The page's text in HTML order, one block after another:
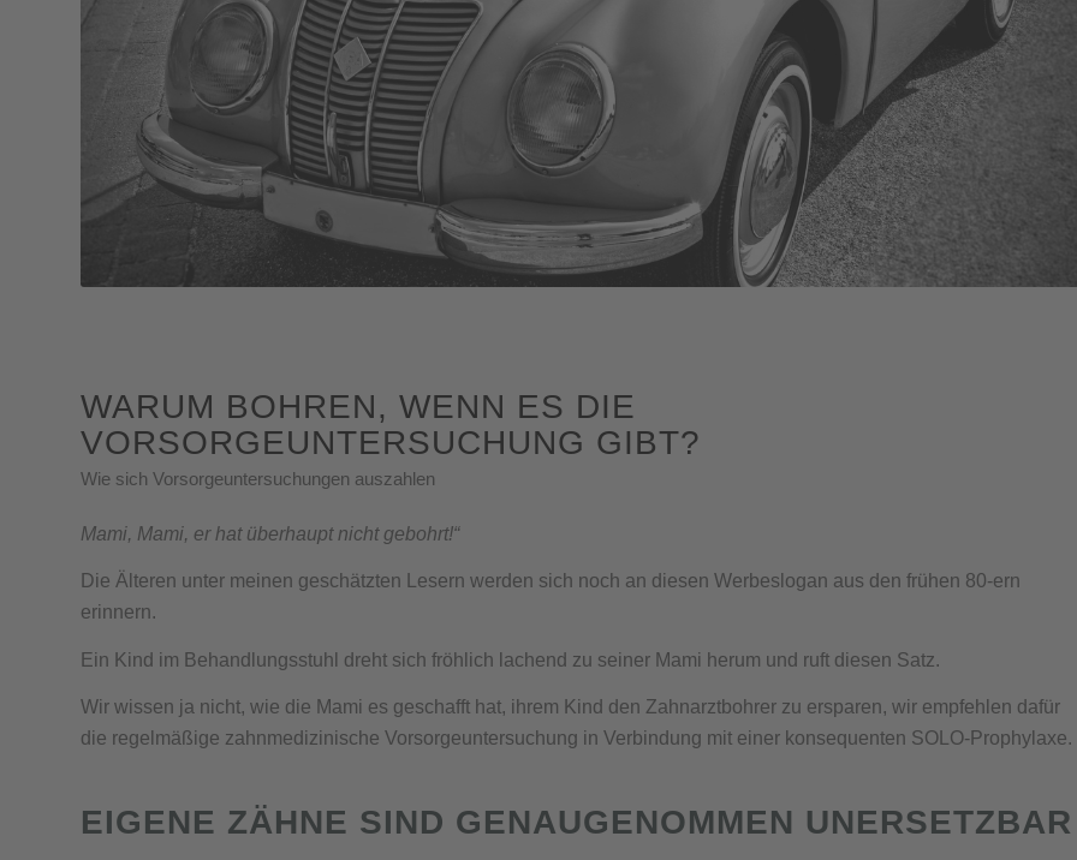
WARUM BOHREN, WENN ES DIE
VORSORGEUNTERSUCHUNG GIBT?
Wie sich Vorsorgeuntersuchungen auszahlen
Mami, Mami, er hat überhaupt nicht gebohrt!“
Die Älteren unter meinen geschätzten Lesern werden sich noch an diesen Werbeslogan aus den frühen 80-ern
erinnern.
Ein Kind im Behandlungsstuhl dreht sich fröhlich lachend zu seiner Mami herum und ruft diesen Satz.
Wir wissen ja nicht, wie die Mami es geschafft hat, ihrem Kind den Zahnarztbohrer zu ersparen, wir empfehlen dafür
die regelmäßige zahnmedizinische Vorsorgeuntersuchung in Verbindung mit einer konsequenten SOLO-Prophylaxe.
EIGENE ZÄHNE SIND GENAUGENOMMEN UNERSETZBAR